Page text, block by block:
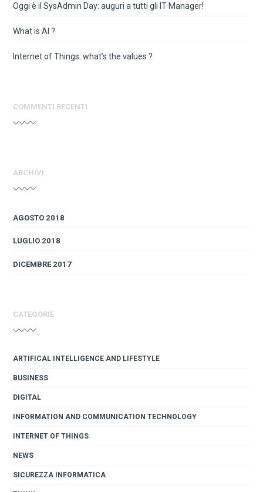
Oggi è il SysAdmin Day: auguri a tutti gli IT Manager!
What is AI ?
Internet of Things: what’s the values ?
COMMENTI RECENTI
ARCHIVI
AGOSTO 2018
LUGLIO 2018
DICEMBRE 2017
CATEGORIE
ARTIFICAL INTELLIGENCE AND LIFESTYLE
BUSINESS
DIGITAL
INFORMATION AND COMMUNICATION TECHNOLOGY
INTERNET OF THINGS
NEWS
SICUREZZA INFORMATICA